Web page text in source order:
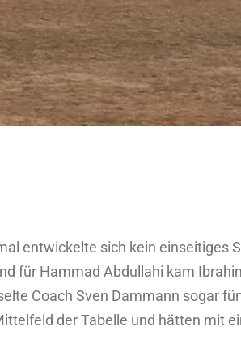
entwickelte sich kein einseitiges
für Hammad Abdullahi kam
Coach Sven Dammann sogar
der Tabelle und hätten mit